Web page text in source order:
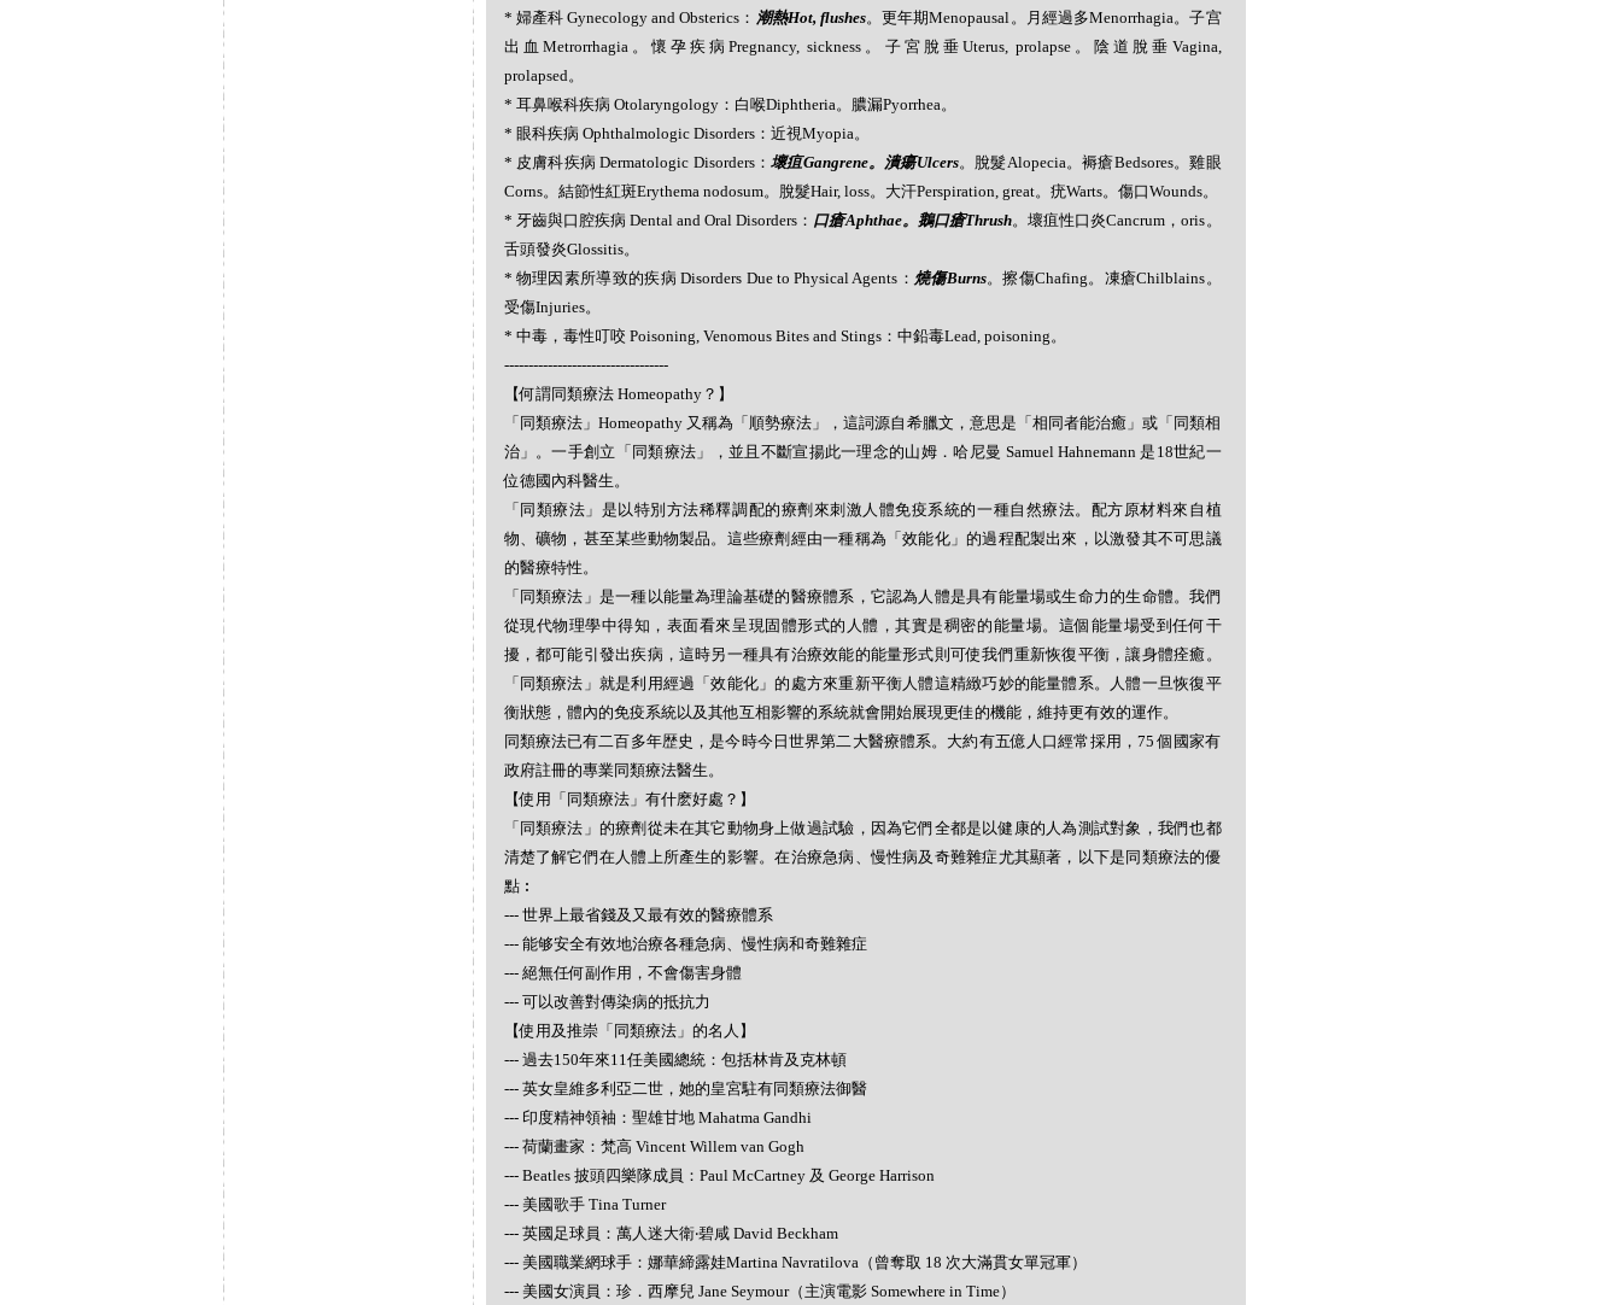
* 婦產科 Gynecology and Obsterics： 潮熱Hot, flushes。更年期Menopausal。月經過多Menorrhagia。子宫
出血Metrorrhagia。懷孕疾病Pregnancy, sickness。子宮脫垂Uterus, prolapse。陰道脫垂Vagina,
prolapsed。
* 耳鼻喉科疾病 Otolaryngology：白喉Diphtheria。膿漏Pyorrhea。
* 眼科疾病 Ophthalmologic Disorders：近視Myopia。
* 皮膚科疾病 Dermatologic Disorders：壞疽Gangrene。潰瘍Ulcers。脫髮Alopecia。褥瘡Bedsores。雞眼
Corns。結節性紅斑Erythema nodosum。脫髮Hair, loss。大汗Perspiration, great。疣Warts。傷口Wounds。
* 牙齒與口腔疾病 Dental and Oral Disorders： 口瘡Aphthae。鵝口瘡Thrush。壞疽性口炎Cancrum，oris。
舌頭發炎Glossitis。
* 物理因素所導致的疾病 Disorders Due to Physical Agents： 燒傷Burns。擦傷Chafing。凍瘡Chilblains。
受傷Injuries。
* 中毒，毒性叮咬 Poisoning, Venomous Bites and Stings：中鉛毒Lead, poisoning。
----------------------------------
【何謂同類療法 Homeopathy？】
「同類療法」Homeopathy 又稱為「順勢療法」，這詞源自希臘文，意思是「相同者能治癒」或「同類相
治」。一手創立「同類療法」，並且不斷宣揚此一理念的山姆．哈尼曼 Samuel Hahnemann 是18世紀一
位德國內科醫生。
「同類療法」是以特別方法稀釋調配的療劑來刺激人體免疫系統的一種自然療法。配方原材料來自植
物、礦物，甚至某些動物製品。這些療劑經由一種稱為「效能化」的過程配製出來，以激發其不可思議
的醫療特性。
「同類療法」是一種以能量為理論基礎的醫療體系，它認為人體是具有能量場或生命力的生命體。我們
從現代物理學中得知，表面看來呈現固體形式的人體，其實是稠密的能量場。這個能量場受到任何干
擾，都可能引發出疾病，這時另一種具有治療效能的能量形式則可使我們重新恢復平衡，讓身體痊癒。
「同類療法」就是利用經過「效能化」的處方來重新平衡人體這精緻巧妙的能量體系。人體一旦恢復平
衡狀態，體內的免疫系統以及其他互相影響的系統就會開始展現更佳的機能，維持更有效的運作。
同類療法已有二百多年歴史，是今時今日世界第二大醫療體系。大約有五億人口經常採用，75 個國家有
政府註冊的專業同類療法醫生。
【使用「同類療法」有什麽好處？】
「同類療法」的療劑從未在其它動物身上做過試驗，因為它們全都是以健康的人為測試對象，我們也都
清楚了解它們在人體上所產生的影響。在治療急病、慢性病及奇難雜症尤其顯著，以下是同類療法的優
點︰
--- 世界上最省錢及又最有效的醫療體系
--- 能够安全有效地治療各種急病、慢性病和奇難雜症
--- 絕無任何副作用，不會傷害身體
--- 可以改善對傳染病的抵抗力
【使用及推崇「同類療法」的名人】
--- 過去150年來11任美國總統：包括林肯及克林頓
--- 英女皇維多利亞二世，她的皇宮駐有同類療法御醫
--- 印度精神領袖：聖雄甘地 Mahatma Gandhi
--- 荷蘭畫家：梵高 Vincent Willem van Gogh
--- Beatles 披頭四樂隊成員：Paul McCartney 及 George Harrison
--- 美國歌手 Tina Turner
--- 英國足球員：萬人迷大衛‧碧咸 David Beckham
--- 美國職業網球手：娜華締露娃Martina Navratilova（曾奪取 18 次大滿貫女單冠軍）
--- 美國女演員：珍．西摩兒 Jane Seymour（主演電影 Somewhere in Time）